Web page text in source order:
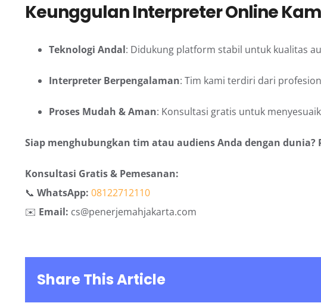
Keunggulan Interpreter Online
Teknologi Andal: Didukung platform stabil untuk kualitas
Interpreter Berpengalaman: Tim kami terdiri dari
Proses Mudah & Aman: Konsultasi gratis untuk
Siap menghubungkan tim atau audiens Anda dengan
Konsultasi Gratis & Pemesanan:
📞 WhatsApp: 08122712110
✉️ Email: cs@penerjemahjakarta.com
Share This Article